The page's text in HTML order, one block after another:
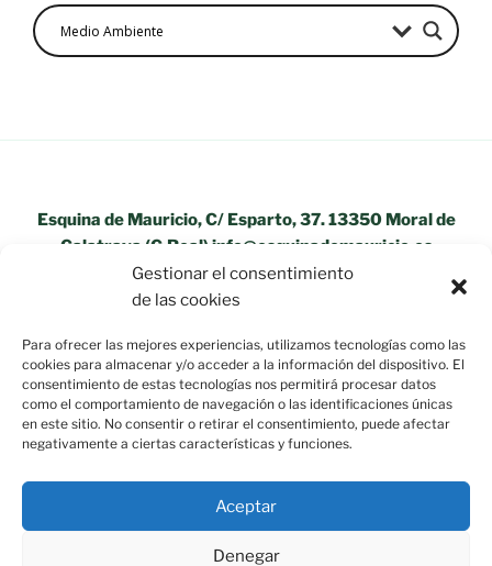
Gestionar el consentimiento
de las cookies
Para ofrecer las mejores experiencias, utilizamos tecnologías como las
cookies para almacenar y/o acceder a la información del dispositivo. El
consentimiento de estas tecnologías nos permitirá procesar datos
como el comportamiento de navegación o las identificaciones únicas
en este sitio. No consentir o retirar el consentimiento, puede afectar
negativamente a ciertas características y funciones.
Aceptar
Denegar
Esquina de Mauricio, C/ Esparto, 37. 13350 Moral de
Calatrava (C.Real) info@esquinademauricio.es
«Aviso Legal»